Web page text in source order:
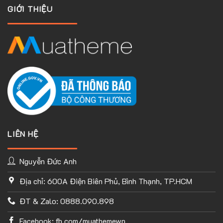
TÙY CHỈNH WEBSITE THEO PHONG CÁCH CỦA BẠN
Với thư viện ứng dụng khổng lồ và UX Builder, bạn có thể tự
tay thiết kế website của mình tùy ý mà không cần đến khả
GIỚI THIỆU
LIÊN HỆ
Nguyễn Đức Anh
Địa chỉ: 600A Điện Biên Phủ, Bình Thạnh, TP.HCM
ĐT & Zalo: 0888.090.898
Facebook: fb.com/muathemewp